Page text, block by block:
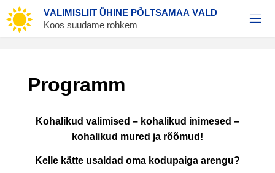
Skip
to
content
VALIMISLIIT ÜHINE PÕLTSAMAA VALD
Koos suudame rohkem
Programm
Kohalikud valimised – kohalikud inimesed –
kohalikud mured ja rõõmud!
Kelle kätte usaldad oma kodupaiga arengu?